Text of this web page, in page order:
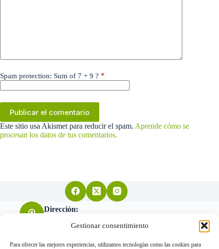
Gestionar consentimiento
Para ofrecer las mejores experiencias, utilizamos tecnologías como las cookies para
Spam protection: Sum of 7 + 9 ? *
Publicar el comentario
Este sitio usa Akismet para reducir el spam. Aprende cómo se
procesan los datos de tus comentarios.
Dirección: